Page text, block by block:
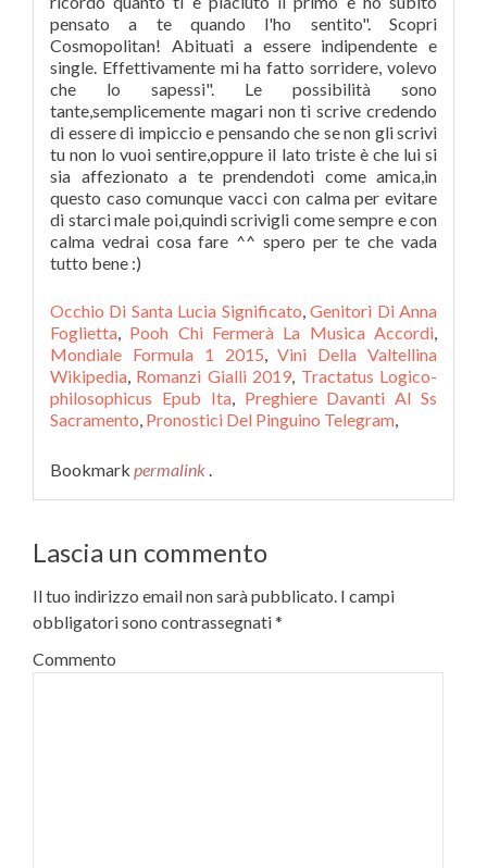
Occhio Di Santa Lucia Significato,Genitori Di Anna
Foglietta, Pooh Chi Fermerà La Musica Accordi,
Mondiale Formula 1 2015,Vini Della Valtellina
Wikipedia, Romanzi Gialli 2019, Tractatus Logico-
philosophicus Epub Ita, Preghiere Davanti Al Ss
Sacramento, Pronostici Del Pinguino Telegram,
Bookmark permalink .
Lascia un commento
Il tuo indirizzo email non sarà pubblicato. I campi
obbligatori sono contrassegnati*
Commento